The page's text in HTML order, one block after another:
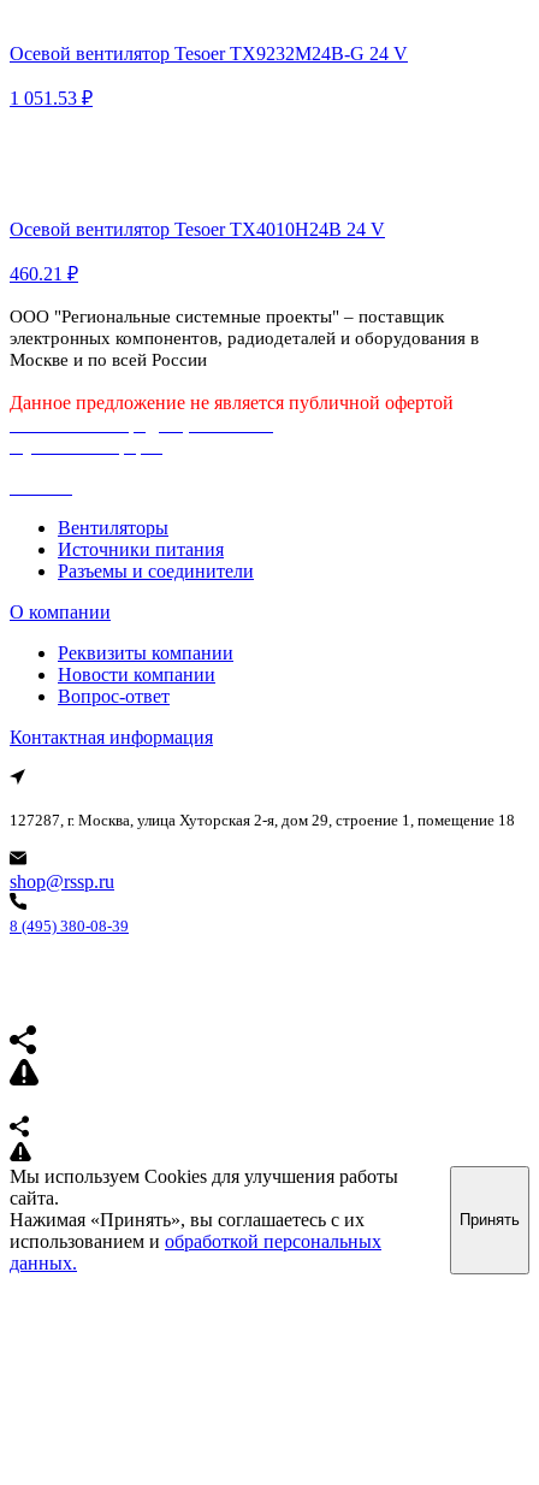
Осевой вентилятор Tesoer TX9232M24B-G 24 V
1 051.53 ₽
Осевой вентилятор Tesoer TX4010H24B 24 V
460.21 ₽
ООО "Региональные системные проекты" – поставщик
электронных компонентов, радиодеталей и оборудования в
Москве и по всей России
Данное предложение не является публичной офертой
Вентиляторы
Источники питания
Разъемы и соединители
О компании
Реквизиты компании
Новости компании
Вопрос-ответ
Контактная информация
127287, г. Москва, улица Хуторская 2-я, дом 29, строение 1, помещение 18
shop@rssp.ru
8 (495) 380-08-39
Мы используем Cookies для улучшения работы
сайта.
Нажимая «Принять», вы соглашаетесь с их
использованием и обработкой персональных
данных.
Принять